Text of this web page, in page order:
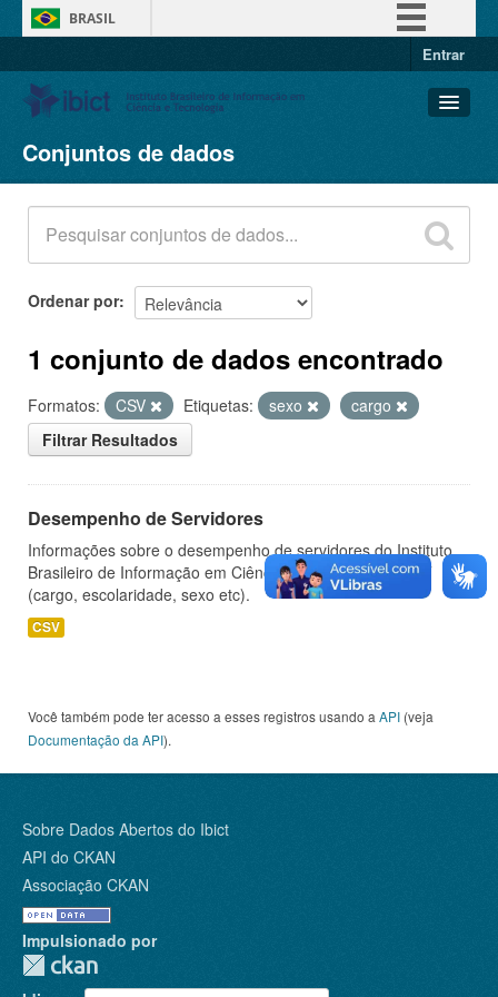
BRASIL
Entrar
Conjuntos de dados
Organizações
Grupos
Sobre
Conjuntos de dados
Ordenar por
1 conjunto de dados encontrado
Formatos: CSV Etiquetas: sexo
cargo
Filtrar Resultados
Desempenho de Servidores
Informações sobre o desempenho de servidores do Instituto
Brasileiro de Informação em Ciência e Tecnologia - IBICT
(cargo, escolaridade, sexo etc).
CSV
Você também pode ter acesso a esses registros usando a API (veja
Documentação da API).
Sobre Dados Abertos do Ibict
API do CKAN
Associação CKAN
Impulsionado por